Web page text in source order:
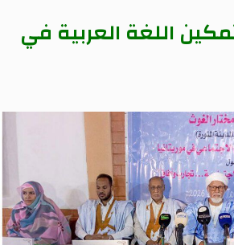
اللغة العربية في